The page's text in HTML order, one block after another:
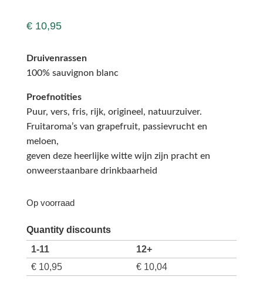
€10,95
Druivenrassen
100% sauvignon blanc
Proefnotities
Puur, vers, fris, rijk, origineel, natuurzuiver.
Fruitaroma’s van grapefruit, passievrucht en
meloen,
geven deze heerlijke witte wijn zijn pracht en
onweerstaanbare drinkbaarheid
Op voorraad
Quantity discounts
1-11
12+
€10,95 €10,04